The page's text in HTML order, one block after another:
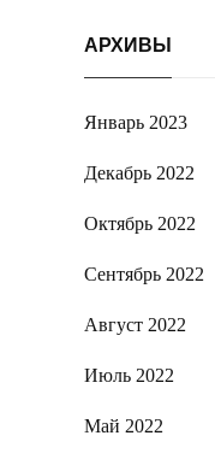
АРХИВЫ
Январь 2023
Декабрь 2022
Октябрь 2022
Сентябрь 2022
Август 2022
Июль 2022
Май 2022